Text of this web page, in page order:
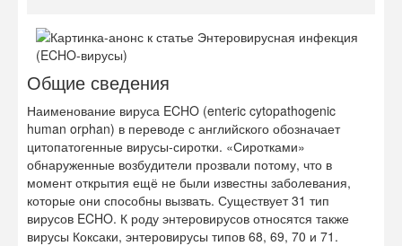
Общие сведения
Наименование вируса ECHO (enteric cytopathogenic
human orphan) в переводе с английского обозначает
цитопатогенные вирусы-сиротки. «Сиротками»
обнаруженные возбудители прозвали потому, что в
момент открытия ещё не были известны заболевания,
которые они способны вызвать. Существует 31 тип
вирусов ECHO. К роду энтеровирусов относятся также
вирусы Коксаки, энтеровирусы типов 68, 69, 70 и 71.